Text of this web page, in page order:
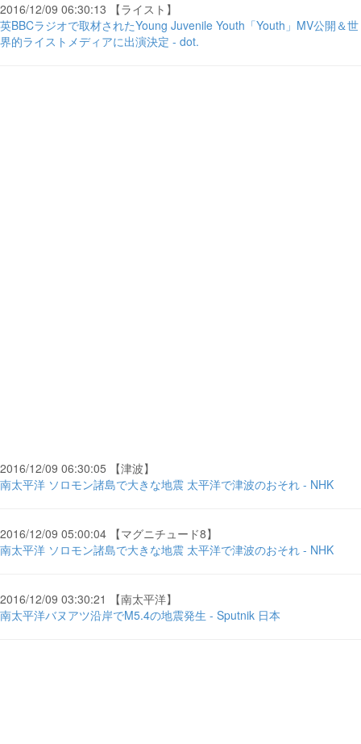
2016/12/09 06:30:13 【ライスト】
英BBCラジオで取材されたYoung Juvenile Youth「Youth」MV公開＆世
界的ライストメディアに出演決定 - dot.
2016/12/09 06:30:05 【津波】
南太平洋 ソロモン諸島で大きな地震 太平洋で津波のおそれ - NHK
2016/12/09 05:00:04 【マグニチュード8】
南太平洋 ソロモン諸島で大きな地震 太平洋で津波のおそれ - NHK
2016/12/09 03:30:21 【南太平洋】
南太平洋バヌアツ沿岸でM5.4の地震発生 - Sputnik 日本